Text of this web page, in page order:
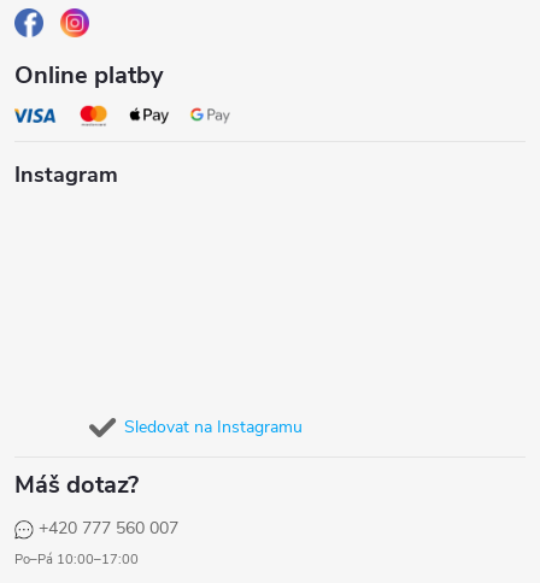
Online platby
Instagram
Sledovat na Instagramu
Máš dotaz?
+420 777 560 007
Po–Pá 10:00–17:00